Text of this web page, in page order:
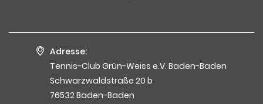
Adresse:
Tennis-Club Grün-Weiss e.V. Baden-Baden
Schwarzwaldstraße 20 b
76532 Baden-Baden